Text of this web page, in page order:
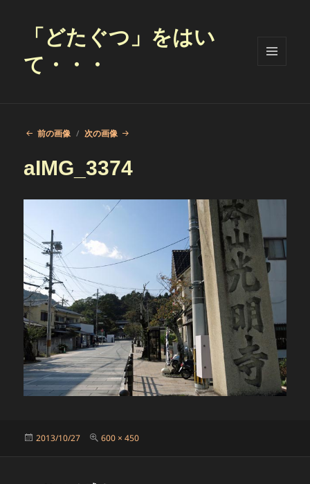
「どたぐつ」をはい
て・・・
前の画像 次の画像
aIMG_3374
投
2013/10/27
フ
600 × 450